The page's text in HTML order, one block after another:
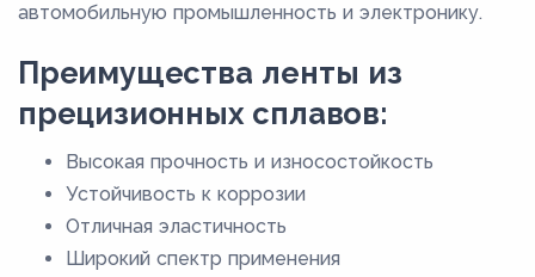
205
220
225
автомобильную промышленность и электронику.
Преимущества ленты из
прецизионных сплавов:
Высокая прочность и износостойкость
Устойчивость к коррозии
Отличная эластичность
Широкий спектр применения